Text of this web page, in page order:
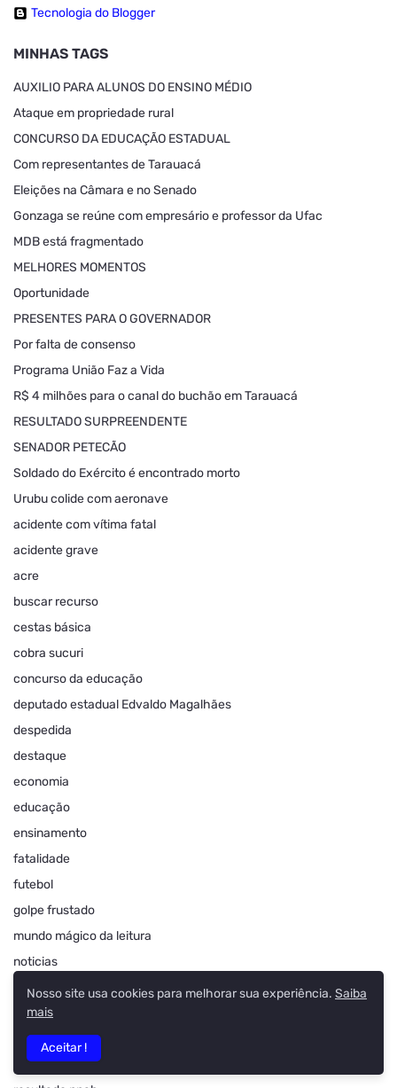
Tecnologia do Blogger
MINHAS TAGS
AUXILIO PARA ALUNOS DO ENSINO MÉDIO
Ataque em propriedade rural
CONCURSO DA EDUCAÇÃO ESTADUAL
Com representantes de Tarauacá
Eleições na Câmara e no Senado
Gonzaga se reúne com empresário e professor da Ufac
MDB está fragmentado
MELHORES MOMENTOS
Oportunidade
PRESENTES PARA O GOVERNADOR
Por falta de consenso
Programa União Faz a Vida
R$ 4 milhões para o canal do buchão em Tarauacá
RESULTADO SURPREENDENTE
SENADOR PETECÃO
Soldado do Exército é encontrado morto
Urubu colide com aeronave
acidente com vítima fatal
acidente grave
acre
buscar recurso
cestas básica
cobra sucuri
concurso da educação
deputado estadual Edvaldo Magalhães
despedida
destaque
economia
educação
ensinamento
fatalidade
futebol
golpe frustado
mundo mágico da leitura
noticias
oportunidade e economia
patriotas
politica
por meio do site da instituição
Nosso site usa cookies para melhorar sua experiência. Saiba
mais
Aceitar !